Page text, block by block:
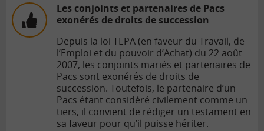
Les conjoints et partenaires de Pacs
exonérés de droits de succession
Depuis la loi TEPA (en faveur du Travail, de
l’Emploi et du pouvoir d’Achat) du 22 août
2007, les conjoints mariés et partenaires de
Pacs sont exonérés de droits de
succession. Toutefois, le partenaire d’un
Pacs étant considéré civilement comme un
tiers, il convient de rédiger un testament en
sa faveur pour qu’il puisse hériter.